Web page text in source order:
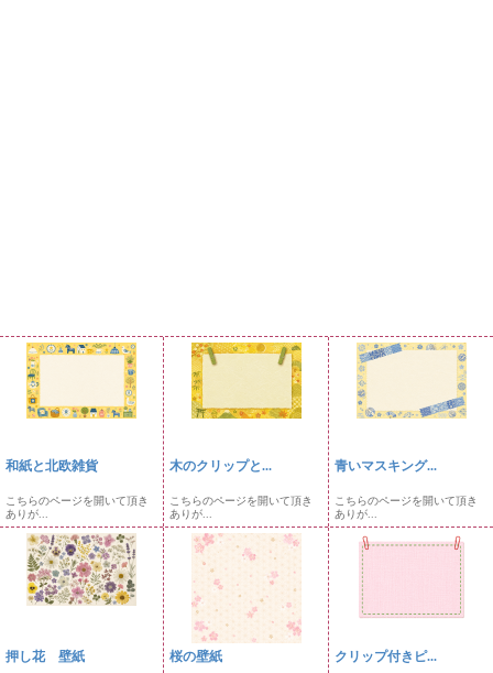
和紙と北欧雑貨
こちらのページを開いて頂き
ありが...
木のクリップと...
こちらのページを開いて頂き
ありが...
青いマスキング...
こちらのページを開いて頂き
ありが...
押し花 壁紙 桜の壁紙 クリップ付きピ...